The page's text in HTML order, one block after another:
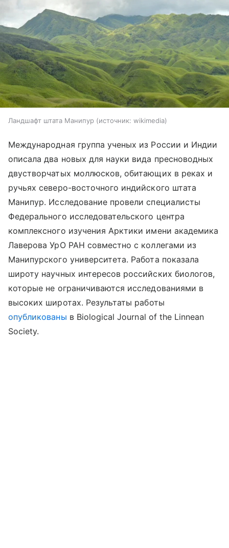
Ландшафт штата Манипур источник: wikimedia
Международная группа ученых из России и Индии
описала два новых для науки вида пресноводных
двустворчатых моллюсков, обитающих в реках и
ручьях северо-восточного индийского штата
Манипур. Исследование провели специалисты
Федерального исследовательского центра
комплексного изучения Арктики имени академика
Лаверова УрО РАН совместно с коллегами из
Манипурского университета. Работа показала
широту научных интересов российских биологов,
которые не ограничиваются исследованиями в
высоких широтах. Результаты работы
опубликованы вBiological Journal of the Linnean
Society.